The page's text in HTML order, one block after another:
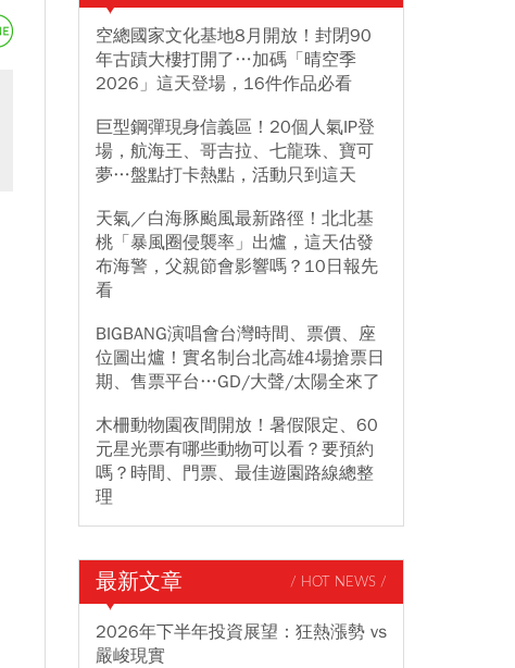
空總國家文化基地8月開放！封閉90
年古蹟大樓打開了…加碼「晴空季
2026」這天登場，16件作品必看
巨型鋼彈現身信義區！20個人氣IP登
場，航海王、哥吉拉、七龍珠、寶可
夢…盤點打卡熱點，活動只到這天
天氣／白海豚颱風最新路徑！北北基
桃「暴風圈侵襲率」出爐，這天估發
布海警，父親節會影響嗎？10日報先
看
BIGBANG演唱會台灣時間、票價、座
位圖出爐！實名制台北高雄4場搶票日
期、售票平台…GD/大聲/太陽全來了
木柵動物園夜間開放！暑假限定、60
元星光票有哪些動物可以看？要預約
嗎？時間、門票、最佳遊園路線總整
理
最新文章 / HOT NEWS /
2026年下半年投資展望：狂熱漲勢 vs
嚴峻現實